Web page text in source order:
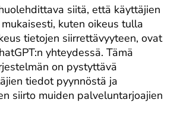
siitä, että käyttäjien
kuten oikeus tulla
tietojen siirrettävyyteen, ovat
yhteydessä. Tämä
on pystyttävä
tiedot pyynnöstä ja
siirto muiden palveluntarjoajien